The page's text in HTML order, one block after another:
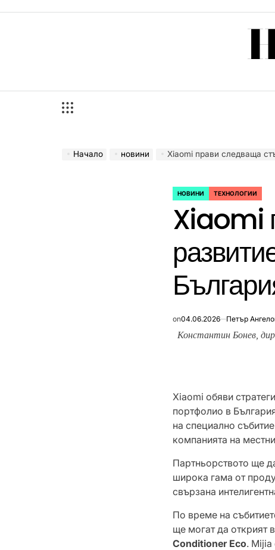
Начало новини Xiaomi прави следваща стъпка в
POSTED
IN
НОВИНИ ТЕХНОЛОГИИ
Xiaomi
on04.06.2026 Петър
Константин Бонев,
Xiaomi обяви
портфолио в
на специално
компанията на
Партньорството ще
широка гама от
свързана
По време на
ще могат да открият
Conditioner Eco.